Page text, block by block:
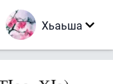
Хьаьша